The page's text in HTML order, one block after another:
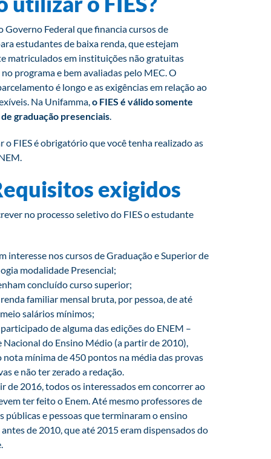
Governo Federal que financia cursos de
estudantes de baixa renda, que estejam
matriculados em instituições não gratuitas
programa e bem avaliadas pelo MEC. O
é longo e as exigências em relação ao
Na Unifamma,o FIES é válido somente
graduação presenciais.
o FIES é obrigatório que você tenha realizado as
exigidos
no processo seletivo do FIES o estudante
interesse nos cursos de Graduação e Superior de
modalidade Presencial;
concluído curso superior;
familiar mensal bruta, por pessoa, de até
salários mínimos;
de alguma das edições do ENEM –
Nacional do Ensino Médio (a partir de 2010),
mínima de 450 pontos na média das provas
e não ter zerado a redação.
de 2016, todos os interessados em concorrer ao
ter feito o Enem. Até mesmo professores de
públicas e pessoas que terminaram o ensino
de 2010, que até 2015 eram dispensados do